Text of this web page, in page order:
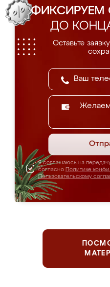
ФИКСИРУЕМ
ДО
Оставьте
Я соглашаюсь на
согласно Политике
Пользовательскому